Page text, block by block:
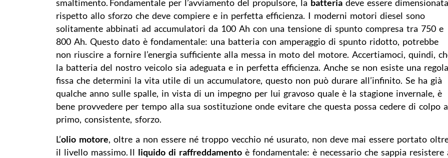
smaltimento. Fondamentale per l’avviamento del propulsore, la batteria deve essere dimensionata
rispetto allo sforzo che deve compiere e in perfetta efficienza. I moderni motori diesel sono
solitamente abbinati ad accumulatori da 100 Ah con una tensione di spunto compresa tra 750 e
800 Ah. Questo dato è fondamentale: una batteria con amperaggio di spunto ridotto, potrebbe
non riuscire a fornire l’energia sufficiente alla messa in moto del motore. Accertiamoci, quindi,
la batteria del nostro veicolo sia adeguata e in perfetta efficienza. Anche se non esiste una regola
fissa che determini la vita utile di un accumulatore, questo non può durare all’infinito. Se ha già
qualche anno sulle spalle, in vista di un impegno per lui gravoso quale è la stagione invernale, è
bene provvedere per tempo alla sua sostituzione onde evitare che questa possa cedere di colpo
primo, consistente, sforzo.
L’olio motore, oltre a non essere né troppo vecchio né usurato, non deve mai essere portato
il livello massimo. Il liquido di raffreddamento è fondamentale: è necessario che sappia resistere